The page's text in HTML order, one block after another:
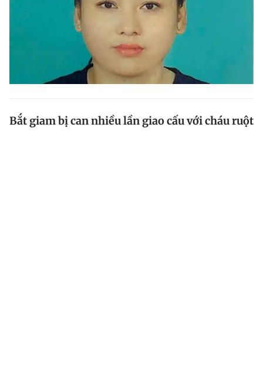
Bắt giam bị can nhiều lần giao cấu với cháu ruột